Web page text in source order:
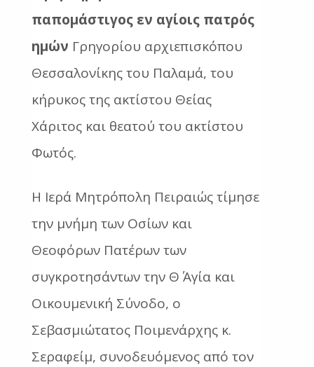
παπομάστιγος εν αγίοις πατρός
ημών Γρηγορίου αρχιεπισκόπου
Θεσσαλονίκης του Παλαμά, του
κήρυκος της ακτίστου Θείας
Χάριτος και θεατού του ακτίστου
Φωτός.
Η Ιερά Μητρόπολη Πειραιώς τίμησε
την μνήμη των Οσίων και
Θεοφόρων Πατέρων των
συγκροτησάντων την Θ΄ Αγία και
Οικουμενική Σύνοδο, ο
Σεβασμιώτατος Ποιμενάρχης κ.
Σεραφείμ, συνοδευόμενος από τον